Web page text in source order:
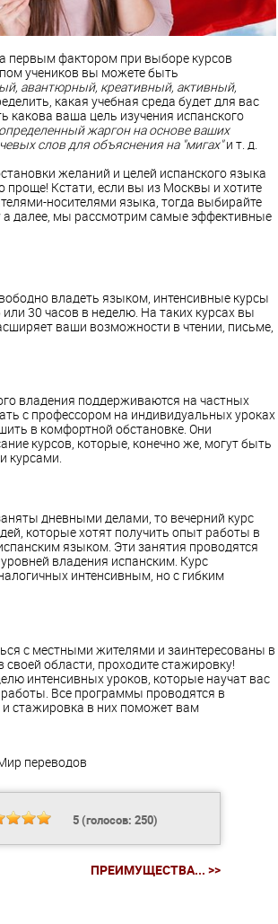
первым фактором при выборе курсов
учеников вы можете быть
авантюрный, креативный, активный,
какая учебная среда будет для вас
какова ваша цель изучения испанского
жаргон на основе ваших
слов для объяснения на "мигах"и т. д.
желаний и целей испанского языка
проще! Кстати, если вы из Москвы и хотите
носителями языка, тогда выбирайте
а далее, мы рассмотрим самые эффективные
владеть языком, интенсивные курсы
30 часов в неделю. На таких курсах вы
ваши возможности в чтении, письме,
владения поддерживаются на частных
с профессором на индивидуальных уроках
в комфортной обстановке. Они
курсов, которые, конечно же, могут быть
курсами.
дневными делами, то вечерний курс
которые хотят получить опыт работы в
языком. Эти занятия проводятся
владения испанским. Курс
интенсивным, но с гибким
с местными жителями и заинтересованы в
области, проходите стажировку!
интенсивных уроков, которые научат вас
Все программы проводятся в
стажировка в них поможет вам
переводов
5(голосов: 250)
ПРЕИМУЩЕСТВА... >>